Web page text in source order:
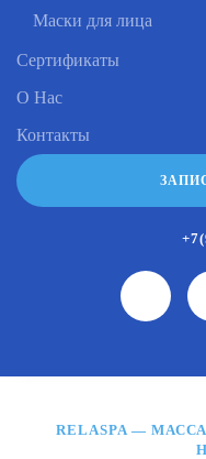
Маски для лица
Сертификаты
О Нас
Контакты
RELASPA —